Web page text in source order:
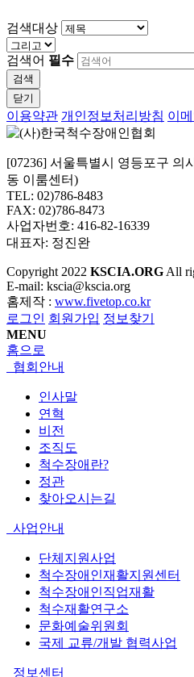
검색대상
검색어 필수
검색
닫기
이용약관 개인정보처리방침 이
[07236] 서울특별시 영등포구 의
동 이룸센터)
TEL: 02)786-8483
FAX: 02)786-8473
사업자번호: 416-82-16339
대표자: 정진완
Copyright 2022 KSCIA.ORG All
E-mail: kscia@kscia.org
홈제작 : www.fivetop.co.kr
로그인 회원가입 정보찾기
MENU
홈으로
협회안내
인사말
연혁
비전
조직도
척수장애란?
정관
찾아오시는길
사업안내
단체지원사업
척수장애인재활지원센터
척수장애인직업재활
척수재활연구소
문화예술위원회
국제 교류/개발 협력사업
정보센터